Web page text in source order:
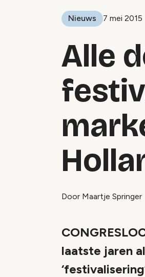
Nieuws 7 mei 2015
Alle
Door Maartje Springer
laatste jaren